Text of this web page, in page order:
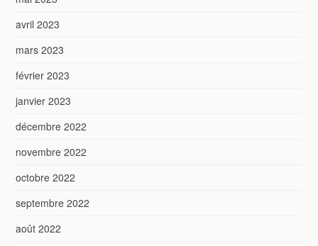
avril 2023
mars 2023
février 2023
janvier 2023
décembre 2022
novembre 2022
octobre 2022
septembre 2022
août 2022